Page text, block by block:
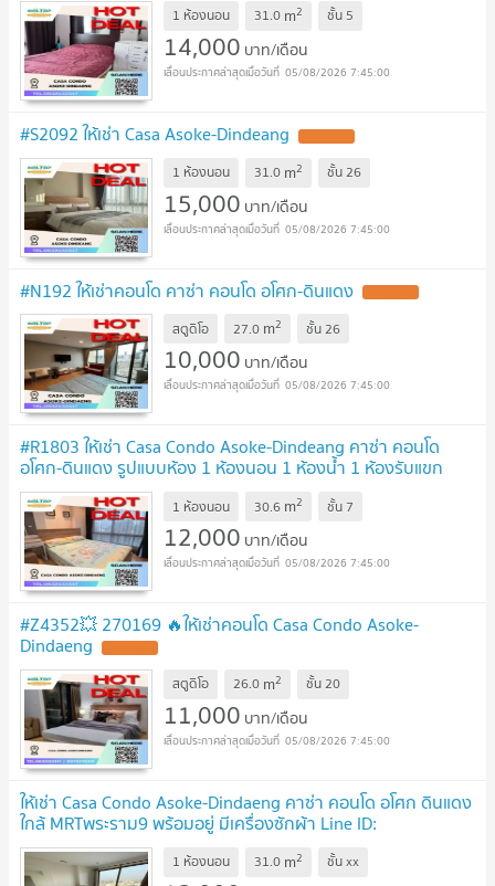
1 ห้องนอน 31.0 m2 ชั้น 5
14,000 บาท/เดือน
05/08/2026 7:45:00
#S2092 ให้เช่า Casa Asoke-Dindeang
1 ห้องนอน 31.0 m2 ชั้น26
15,000 บาท/เดือน
05/08/2026 7:45:00
#N192 ให้เช่าคอนโด คาซ่า คอนโด อโศก-ดินแดง
สตูดิโอ 27.0 m2 ชั้น26
10,000 บาท/เดือน
05/08/2026 7:45:00
#R1803 ให้เช่า Casa Condo Asoke-Dindeang คาซ่า คอนโด
อโศก-ดินแดง รูปแบบห้อง 1 ห้องนอน 1 ห้องน้ำ 1 ห้องรับแขก
ขนาดห้อง 30.60 ตรม.
1 ห้องนอน 30.6 m2 ชั้น 7
12,000 บาท/เดือน
05/08/2026 7:45:00
#Z4352💥 270169 🔥ให้เช่าคอนโด Casa Condo Asoke-
Dindaeng
สตูดิโอ 26.0 m2 ชั้น20
11,000 บาท/เดือน
05/08/2026 7:45:00
ให้เช่า Casa Condo Asoke-Dindaeng คาซ่า คอนโด อโศก ดินแดง
ใกล้ MRTพระราม9 พร้อมอยู่ มีเครื่องซักผ้า Line ID:
@ppagent
1 ห้องนอน 31.0 m2 ชั้นxx